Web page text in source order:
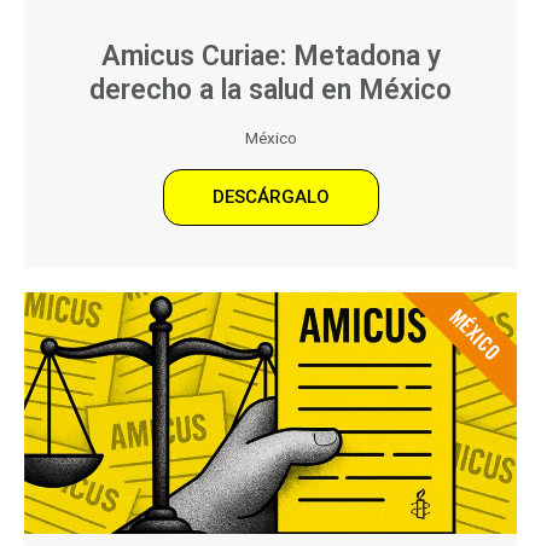
Amicus Curiae: Metadona y
derecho a la salud en México
México
DESCÁRGALO
MÉXICO